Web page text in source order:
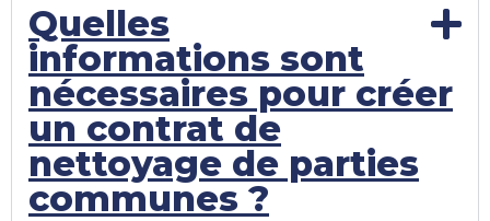
Quelles
informations sont
nécessaires pour créer
un contrat de
nettoyage de parties
communes ?